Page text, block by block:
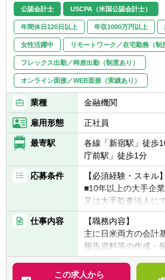
まずは、ご担当業務
だきますが、繁閑の
チームをフォローし
な風土でもあります
＜会社の特徴＞
【更なる成長を続け
成長×M＆A成長～】
同社は1951年に日本
アリング専業メーカ
70年間、積極的な
まいりました。
べアリングに代表さ
から、モーターやセ
広い先端技術により
給しており、
家庭やオフィス、イ
ンで取り入れられ、
せない、唯一無二の
ーです。
売上高は、2022年3
成し、9期連続で過
公認会計士 USCPA（米国公認会計士）
年間休日120日以上 年収1000万円以上
女性活躍中 リモートワーク／在宅勤務（制
フレックス出勤／時差出勤（制度あり）
オンライン面接／WEB面接（実績あり）
業種 金融機関
雇用形態 正社員
最寄駅
各線「新宿駅」徒歩
庁前駅」徒歩1分
応募条件
【必須経験・スキル】
■10年以上の大手企
又は大手監査法人に
査又は会計アドバイ
等の経験
■日本会計基準及び
通していること
■優れたリーダーシ
ーム構築・人材育成
仕事内容
【職務内容】
主に日米両方の会計
報告資料等の作成・
ます。
この求人から